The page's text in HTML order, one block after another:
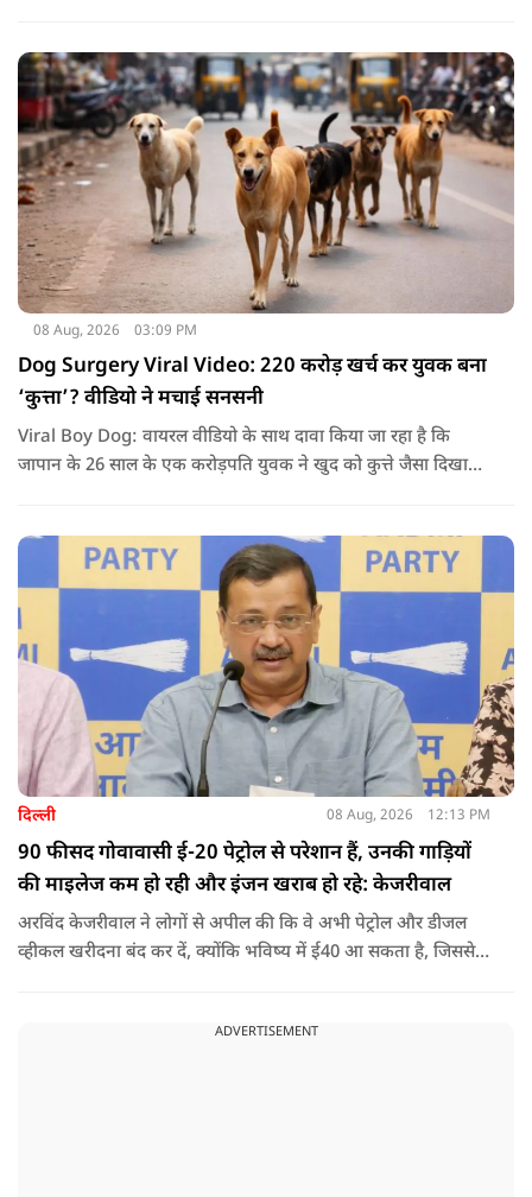
08 Aug, 2026 03:09 PM
Dog Surgery Viral Video: 220 करोड़ खर्च कर युवक बना
‘कुत्ता’? वीडियो ने मचाई सनसनी
Viral Boy Dog: वायरल वीडियो के साथ दावा किया जा रहा है कि
जापान के 26 साल के एक करोड़पति युवक ने खुद को कुत्ते जैसा दिखाने
करवाईं और अब वह कुत्ते की तरह दिखने, चलने और रहने की कोशिश
करता है.
दिल्ली 08 Aug, 2026 12:13 PM
90 फीसद गोवावासी ई-20 पेट्रोल से परेशान हैं, उनकी गाड़ियों
की माइलेज कम हो रही और इंजन खराब हो रहे: केजरीवाल
अरविंद केजरीवाल ने लोगों से अपील की कि वे अभी पेट्रोल और डीजल
व्हीकल खरीदना बंद कर दें, क्योंकि भविष्य में ई40 आ सकता है, जिससे
ADVERTISEMENT